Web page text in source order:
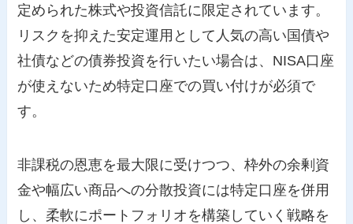
定められた株式や投資信託に限定されています。
リスクを抑えた安定運用として人気の高い国債や
社債などの債券投資を行いたい場合は、NISA口座
が使えないため特定口座での買い付けが必須で
す。
非課税の恩恵を最大限に受けつつ、枠外の余剰資
金や幅広い商品への分散投資には特定口座を併用
し、柔軟にポートフォリオを構築していく戦略を